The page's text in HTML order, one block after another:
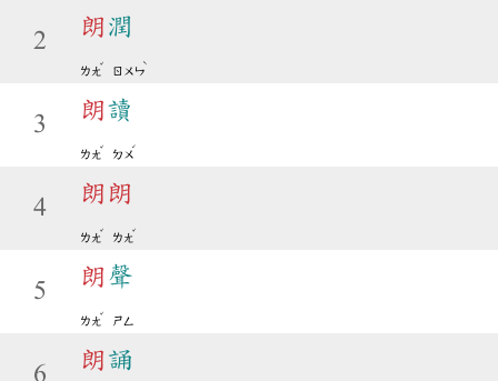
2
朗 潤
ㄌㄤ
ˇ
ㄖㄨㄣ
ˋ
3
朗讀
ㄌㄤ
ˇ
ㄉㄨ
ˊ
4
朗 朗
ㄌㄤ
ˇ
ㄌㄤ
ˇ
5
朗 聲
ㄌㄤ
ˇ
ㄕㄥ
6
朗 誦